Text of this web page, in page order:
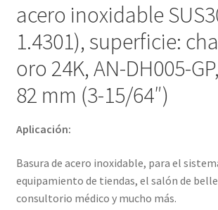
de
belleza,
consultorio
médico
y
mucho
por
Sugatsune
LAMP®
acero inoxidable
1.4301), superficie:
oro 24K, AN-DH005-
82 mm (3-15/64″)
Aplicación:
Basura de acero inoxidable, para el
equipamiento de tiendas, el salón de
consultorio médico y mucho más.